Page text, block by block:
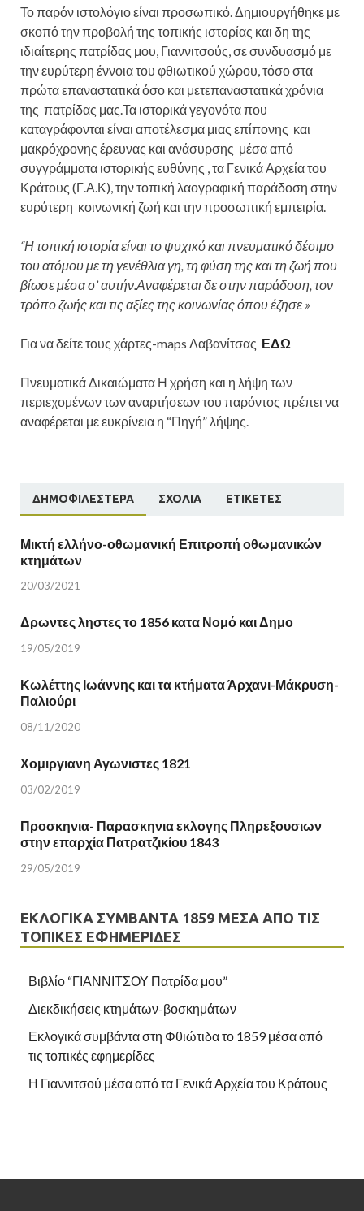
Το παρόν ιστολόγιο είναι προσωπικό. Δημιουργήθηκε με
σκοπό την προβολή της τοπικής ιστορίας και δη της
ιδιαίτερης πατρίδας μου, Γιαννιτσούς, σε συνδυασμό με
την ευρύτερη έννοια του φθιωτικού χώρου, τόσο στα
πρώτα επαναστατικά όσο και μετεπαναστατικά χρόνια
της πατρίδας μας.Τα ιστορικά γεγονότα που
καταγράφονται είναι αποτέλεσμα μιας επίπονης και
μακρόχρονης έρευνας και ανάσυρσης μέσα από
συγγράμματα ιστορικής ευθύνης , τα Γενικά Αρχεία του
Κράτους (Γ.Α.Κ), την τοπική λαογραφική παράδοση στην
ευρύτερη κοινωνική ζωή και την προσωπική εμπειρία.
“Η τοπική ιστορία είναι το ψυχικό και πνευματικό δέσιμο
του ατόμου με τη γενέθλια γη, τη φύση της και τη ζωή που
βίωσε μέσα σ’ αυτήν.Αναφέρεται δε στην παράδοση, τον
τρόπο ζωής και τις αξίες της κοινωνίας όπου έζησε »
Για να δείτε τους χάρτες-maps Λαβανίτσας ΕΔΩ
Πνευματικά Δικαιώματα Η χρήση και η λήψη των
περιεχομένων των αναρτήσεων του παρόντος πρέπει να
αναφέρεται με ευκρίνεια η “Πηγή” λήψης.
ΔΗΜΟΦΙΛΈΣΤΕΡΑ ΣΧΌΛΙΑ ΕΤΙΚΈΤΕΣ
Μικτή ελλήνο-οθωμανική Επιτροπή οθωμανικών
κτημάτων
20/03/2021
Δρωντες ληστες το 1856 κατα Νομό και Δημο
19/05/2019
Κωλέττης Ιωάννης και τα κτήματα Άρχανι-Μάκρυση-
Παλιούρι
08/11/2020
Χομιργιανη Αγωνιστες 1821
03/02/2019
Προσκηνια- Παρασκηνια εκλογης Πληρεξουσιων
στην επαρχία Πατρατζικίου 1843
29/05/2019
ΕΚΛΟΓΙΚΆ ΣΥΜΒΆΝΤΑ 1859 ΜΈΣΑ ΑΠΌ ΤΙΣ
ΤΟΠΙΚΈΣ ΕΦΗΜΕΡΊΔΕΣ
Βιβλίο “ΓΙΑΝΝΙΤΣΟΥ Πατρίδα μου”
Διεκδικήσεις κτημάτων-βοσκημάτων
Εκλογικά συμβάντα στη Φθιώτιδα το 1859 μέσα από
τις τοπικές εφημερίδες
Η Γιαννιτσού μέσα από τα Γενικά Αρχεία του Κράτους